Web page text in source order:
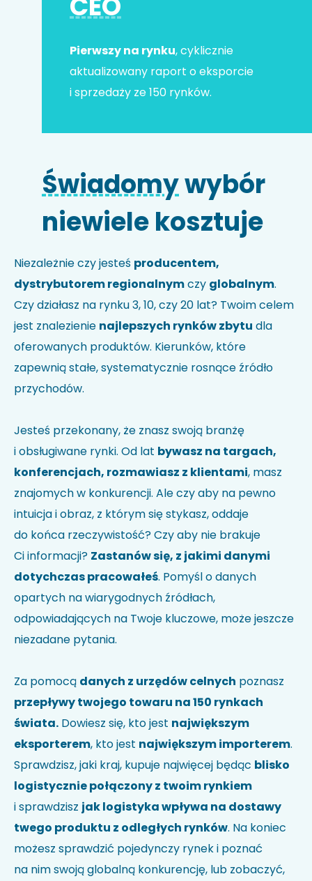
Kod HS
wyszukiwarce kodów.
Uwagi
Akceptuję politykę prywatności i wyrażam zgodę na
przetwarzanie moich danych w celu udzielenia
odpowiedzi na przesłane zapytanie.
Pierwszy na rynku, cyklicznie
aktualizowany raport o eksporcie
i sprzedaży ze 150 rynków.
Świadomywybór
niewiele kosztuje
Niezależnie czy jesteś producentem,
dystrybutorem regionalnymczy globalnym.
Czy działasz na rynku 3, 10, czy 20 lat? Twoim celem
jest znalezienie najlepszych rynków zbytu dla
oferowanych produktów. Kierunków, które
zapewnią stałe, systematycznie rosnące źródło
przychodów.
Jesteś przekonany, że znasz swoją branżę
i obsługiwane rynki. Od lat bywasz na targach,
konferencjach, rozmawiasz z klientami, masz
znajomych w konkurencji. Ale czy aby na pewno
intuicja i obraz, z którym się stykasz, oddaje
do końca rzeczywistość? Czy aby nie brakuje
Ci informacji? Zastanów się, z jakimi danymi
dotychczas pracowałeś. Pomyśl o danych
opartych na wiarygodnych źródłach,
odpowiadających na Twoje kluczowe, może jeszcze
niezadane pytania.
Za pomocą danych z urzędów celnych poznasz
przepływy twojego towaru na 150 rynkach
świata. Dowiesz się, kto jest największym
eksporterem, kto jest największym importerem.
Sprawdzisz, jaki kraj, kupuje najwięcej będąc blisko
logistycznie połączony z twoim rynkiem
i sprawdzisz jak logistyka wpływa na dostawy
twego produktu z odległych rynków. Na koniec
możesz sprawdzić pojedynczy rynek i poznać
na nim swoją globalną konkurencję, lub zobaczyć,